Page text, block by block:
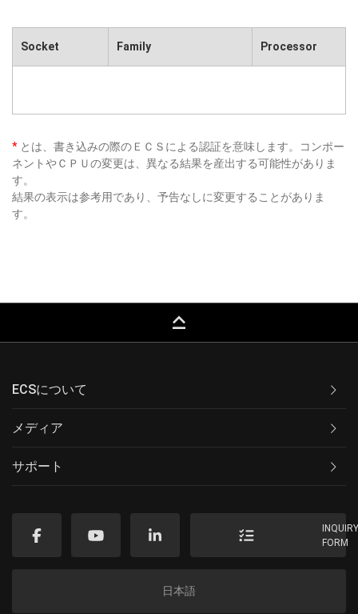
Socket Family Processor
* とは、書き込みの際のＥＣＳによる認証を意味します。コンポー
ネントやＣＰＵの変更は、異なる結果を産出する可能性がありま
す。
結果の表示は参考用であり、予告なしに変更することがありま
す。
keyboard_capslock
ECSについて
メディア
サポート
FORM
日本語